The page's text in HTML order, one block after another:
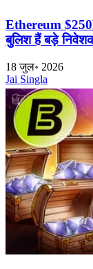
Ethereum
बुलिश हैं बड़े
18 जुल॰ 2026
Jai Singla